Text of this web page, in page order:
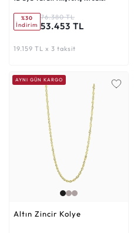
%30
İndirim
76.380 TL
53.453 TL
19.159 TL x 3 taksit
AYNI GÜN KARGO
Altın Zincir Kolye